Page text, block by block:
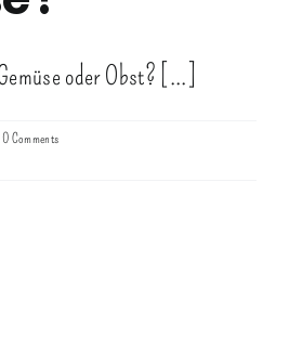
oder Obst? [...]
0 Comments